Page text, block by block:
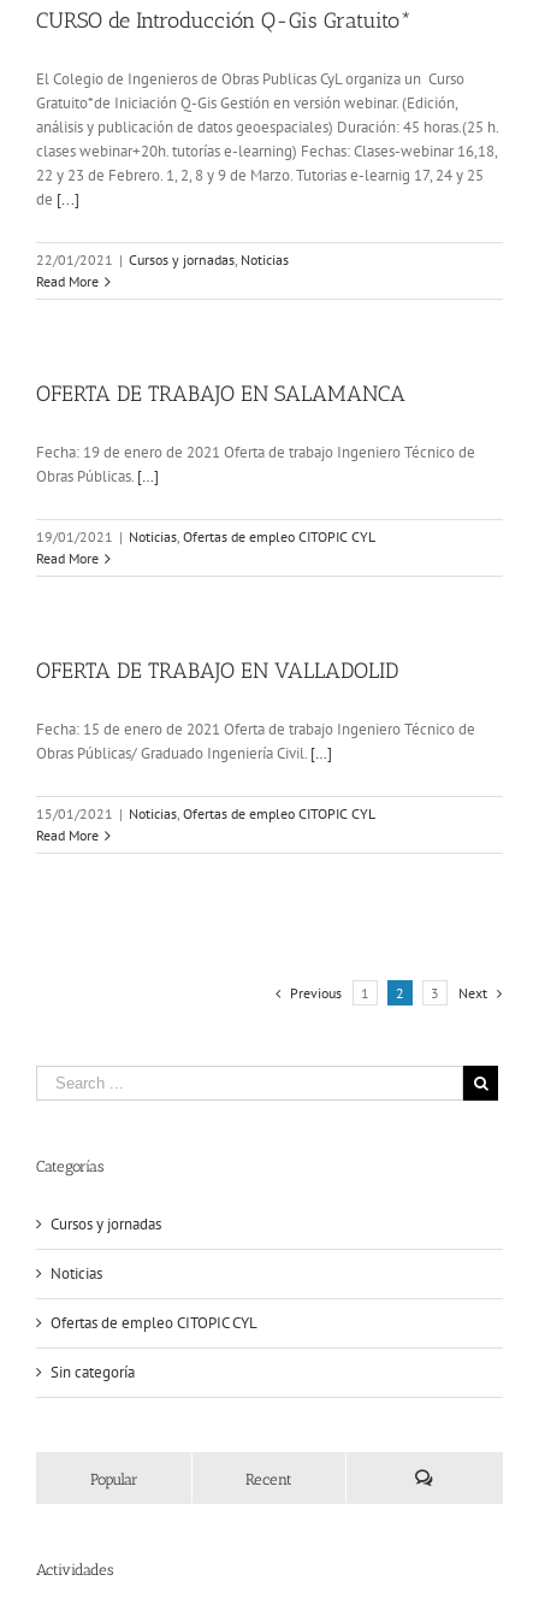
CURSO de Introducción Q-Gis Gratuito*
El Colegio de Ingenieros de Obras Publicas CyL organiza un Curso
Gratuito*de Iniciación Q-Gis Gestión en versión webinar. (Edición,
análisis y publicación de datos geoespaciales) Duración: 45 horas.(25 h.
clases webinar+20h. tutorías e-learning) Fechas: Clases-webinar 16,18,
22 y 23 de Febrero. 1, 2, 8 y 9 de Marzo. Tutorias e-learnig 17, 24 y 25
de [...]
22/01/2021 | Cursos y jornadas, Noticias
Read More
OFERTA DE TRABAJO EN SALAMANCA
Fecha: 19 de enero de 2021 Oferta de trabajo Ingeniero Técnico de
Obras Públicas. […]
19/01/2021 | Noticias, Ofertas de empleo CITOPIC CYL
Read More
OFERTA DE TRABAJO EN VALLADOLID
Fecha: 15 de enero de 2021 Oferta de trabajo Ingeniero Técnico de
Obras Públicas/ Graduado Ingeniería Civil. […]
15/01/2021 | Noticias, Ofertas de empleo CITOPIC CYL
Read More
Previous 1 2 3 Next
Categorías
Cursos y jornadas
Noticias
Ofertas de empleo CITOPIC CYL
Sin categoría
Popular Recent
Actividades